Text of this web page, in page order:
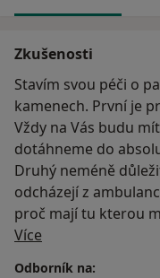
Zkušenosti
Stavím svou péči o
kamenech. První je
Vždy na Vás budu
dotáhneme do
Druhý neméně
odcházejí z
proč mají tu kterou
se všemi možnostmi
jim nejbližší. Těším
Více
Odborník na: